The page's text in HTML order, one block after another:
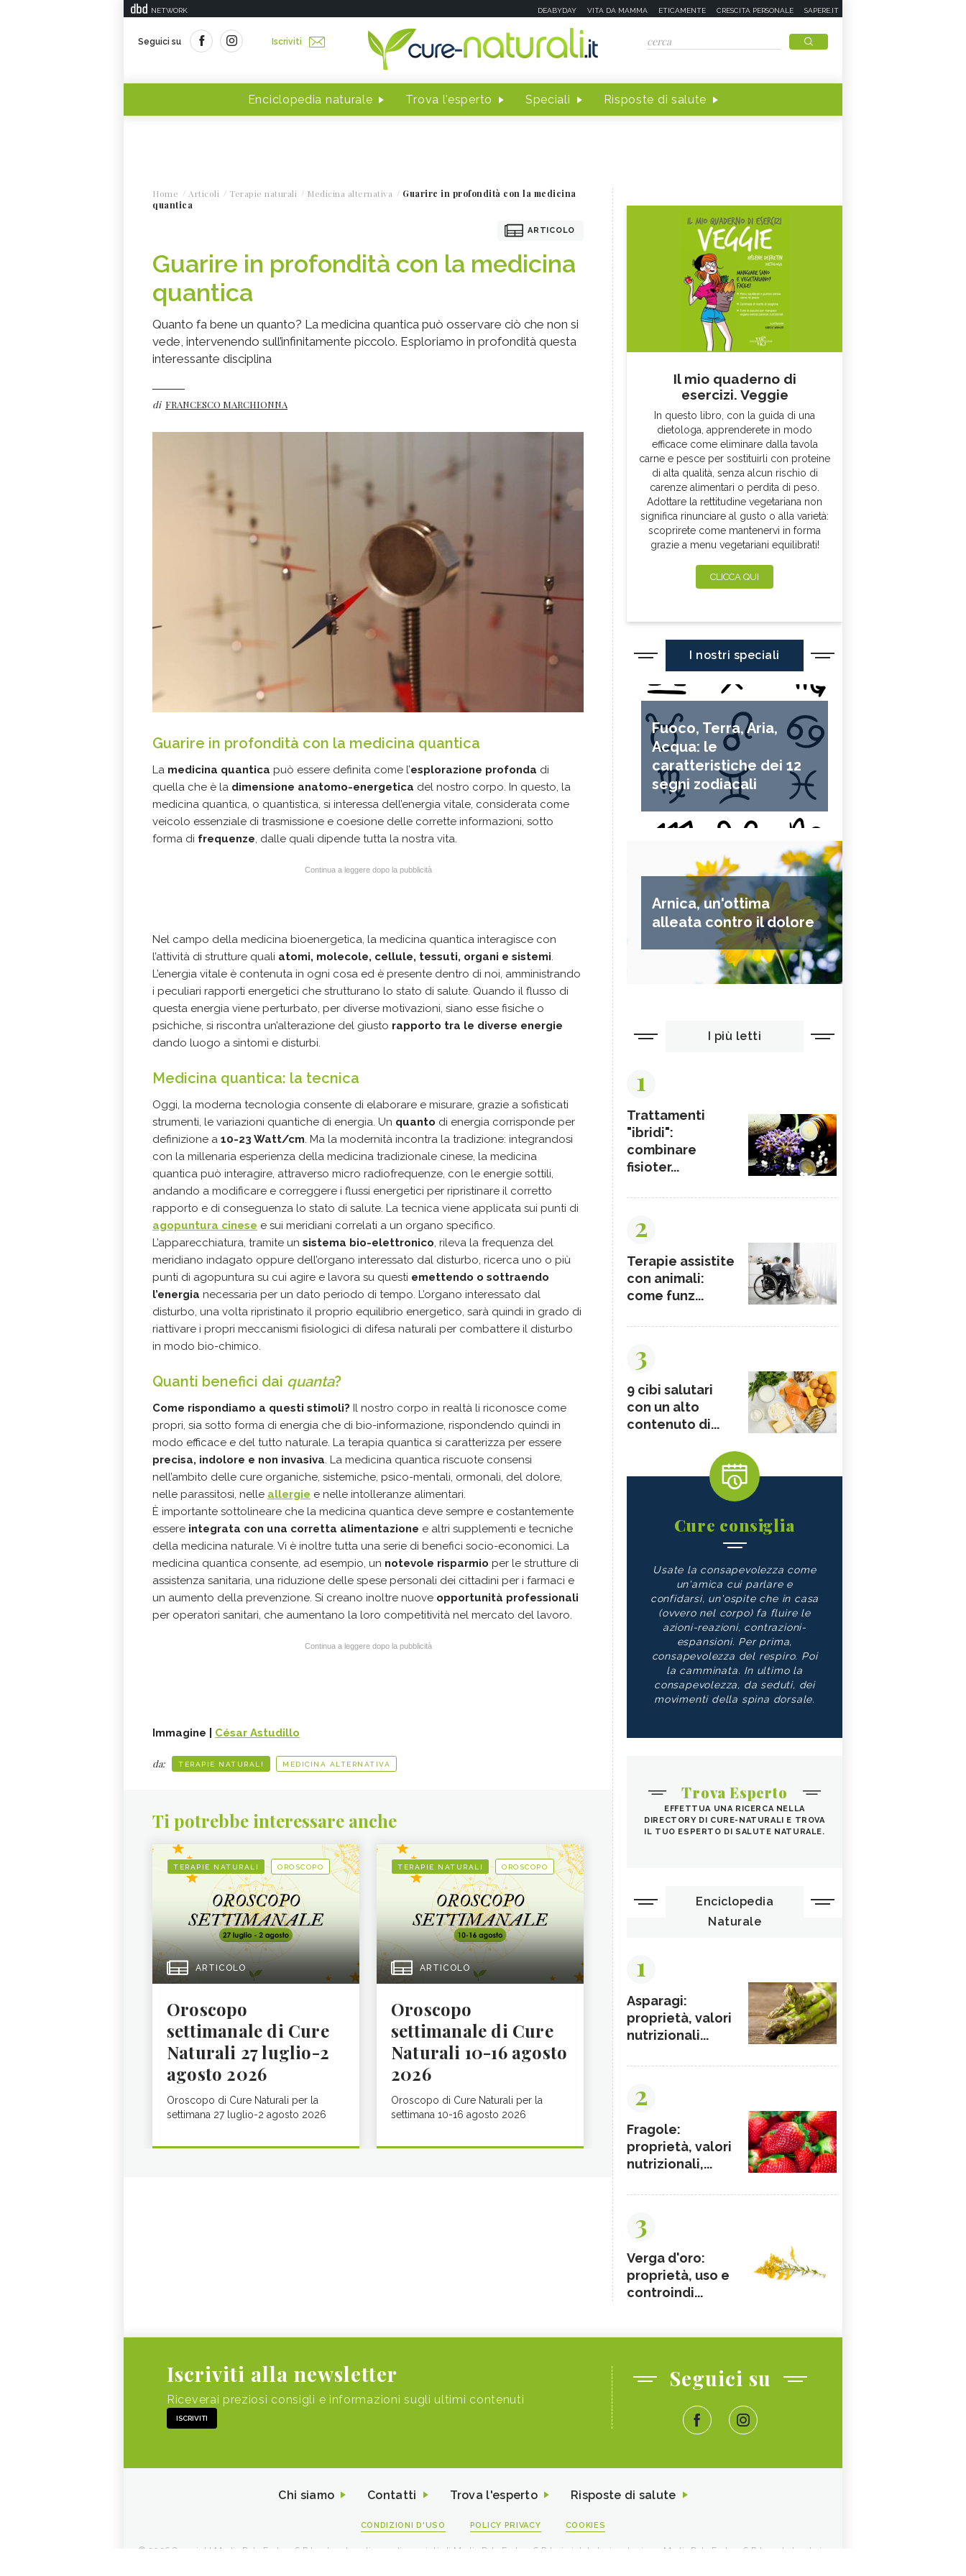
NETWORK DEABYDAY VITA DA MAMMA ETICAMENTE CRESCITA PERSONALE SAPERE.IT
Seguici su Iscriviti
Enciclopedia naturale Trova l'esperto Speciali Risposte di salute
Home Articoli Terapie naturali Medicina alternativa
Guarire in profondità con la medicina
quantica
ARTICOLO
Guarire in profondità con la medicina
quantica
Quanto fa bene un quanto? La medicina quantica può osservare ciò che non si
vede, intervenendo sull’infinitamente piccolo. Esploriamo in profondità questa
interessante disciplina
di FRANCESCO MARCHIONNA
Guarire in profondità con la medicina quantica
La medicina quantica può essere definita come l’esplorazione profonda di
quella che è la dimensione anatomo-energetica del nostro corpo. In questo, la
medicina quantica, o quantistica, si interessa dell’energia vitale, considerata come
veicolo essenziale di trasmissione e coesione delle corrette informazioni, sotto
forma di frequenze, dalle quali dipende tutta la nostra vita.
Continua a leggere dopo la pubblicità
Nel campo della medicina bioenergetica, la medicina quantica interagisce con
l’attività di strutture quali atomi, molecole, cellule, tessuti, organi e sistemi.
L’energia vitale è contenuta in ogni cosa ed è presente dentro di noi, amministrando
i peculiari rapporti energetici che strutturano lo stato di salute. Quando il flusso di
questa energia viene perturbato, per diverse motivazioni, siano esse fisiche o
psichiche, si riscontra un’alterazione del giusto rapporto tra le diverse energie
dando luogo a sintomi e disturbi.
Medicina quantica: la tecnica
Oggi, la moderna tecnologia consente di elaborare e misurare, grazie a sofisticati
strumenti, le variazioni quantiche di energia. Un quanto di energia corrisponde per
definizione a 10-23 Watt/cm. Ma la modernità incontra la tradizione: integrandosi
con la millenaria esperienza della medicina tradizionale cinese, la medicina
quantica può interagire, attraverso micro radiofrequenze, con le energie sottili,
andando a modificare e correggere i flussi energetici per ripristinare il corretto
rapporto e di conseguenza lo stato di salute. La tecnica viene applicata sui punti di
agopuntura cinese e sui meridiani correlati a un organo specifico.
L’apparecchiatura, tramite un sistema bio-elettronico, rileva la frequenza del
meridiano indagato oppure dell’organo interessato dal disturbo, ricerca uno o più
punti di agopuntura su cui agire e lavora su questi emettendo o sottraendo
l’energia necessaria per un dato periodo di tempo. L’organo interessato dal
disturbo, una volta ripristinato il proprio equilibrio energetico, sarà quindi in grado di
riattivare i propri meccanismi fisiologici di difesa naturali per combattere il disturbo
in modo bio-chimico.
Quanti benefici dai quanta?
Come rispondiamo a questi stimoli? Il nostro corpo in realtà li riconosce come
propri, sia sotto forma di energia che di bio-informazione, rispondendo quindi in
modo efficace e del tutto naturale. La terapia quantica si caratterizza per essere
precisa, indolore e non invasiva. La medicina quantica riscuote consensi
nell’ambito delle cure organiche, sistemiche, psico-mentali, ormonali, del dolore,
nelle parassitosi, nelle allergie e nelle intolleranze alimentari.
È importante sottolineare che la medicina quantica deve sempre e costantemente
essere integrata con una corretta alimentazione e altri supplementi e tecniche
della medicina naturale. Vi è inoltre tutta una serie di benefici socio-economici. La
medicina quantica consente, ad esempio, un notevole risparmio per le strutture di
assistenza sanitaria, una riduzione delle spese personali dei cittadini per i farmaci e
un aumento della prevenzione. Si creano inoltre nuove opportunità professionali
per operatori sanitari, che aumentano la loro competitività nel mercato del lavoro.
Continua a leggere dopo la pubblicità
Immagine | César Astudillo
da: TERAPIE NATURALI MEDICINA ALTERNATIVA
Ti potrebbe interessare anche
TERAPIE NATURALI OROSCOPO
ARTICOLO
Oroscopo
settimanale di Cure
Naturali 27 luglio-2
agosto 2026
Oroscopo di Cure Naturali per la
settimana 27 luglio-2 agosto 2026
TERAPIE NATURALI OROSCOPO
ARTICOLO
Oroscopo
settimanale di Cure
Naturali 10-16 agosto
2026
Oroscopo di Cure Naturali per la
settimana 10-16 agosto 2026
Il mio quaderno di
esercizi. Veggie
In questo libro, con la guida di una
dietologa, apprenderete in modo
efficace come eliminare dalla tavola
carne e pesce per sostituirli con proteine
di alta qualità, senza alcun rischio di
carenze alimentari o perdita di peso.
Adottare la rettitudine vegetariana non
significa rinunciare al gusto o alla varietà:
scoprirete come mantenervi in forma
grazie a menu vegetariani equilibrati!
CLICCA QUI
I nostri speciali
Fuoco, Terra, Aria,
Acqua: le
caratteristiche dei 12
segni zodiacali
Arnica, un'ottima
alleata contro il dolore
I più letti
1
Trattamenti
"ibridi":
combinare
fisioter...
2
Terapie assistite
con animali:
come funz...
3
9 cibi salutari
con un alto
contenuto di...
Cure consiglia
Usate la consapevolezza come
un'amica cui parlare e
confidarsi, un'ospite che in casa
(ovvero nel corpo) fa fluire le
azioni-reazioni, contrazioni-
espansioni. Per prima,
consapevolezza del respiro. Poi
la camminata. In ultimo la
consapevolezza, da seduti, dei
movimenti della spina dorsale.
Trova Esperto
EFFETTUA UNA RICERCA NELLA
DIRECTORY DI CURE-NATURALI E TROVA
IL TUO ESPERTO DI SALUTE NATURALE.
Enciclopedia
Naturale
1
Asparagi:
proprietà, valori
nutrizionali...
2
Fragole:
proprietà, valori
nutrizionali,...
3
Verga d'oro:
proprietà, uso e
controindi...
Iscriviti alla newsletter
Riceverai preziosi consigli e informazioni sugli ultimi contenuti
ISCRIVITI
Seguici su
Chi siamo Contatti Trova l'esperto Risposte di salute
CONDIZIONI D'USO POLICY PRIVACY COOKIES
© 2026 Copyright Media Data Factory S.R.L. - I contenuti sono di proprietà di Media Data Factory S.R.L, è vietata la riproduzione. Media Data Factory S.R.L. sede legale in